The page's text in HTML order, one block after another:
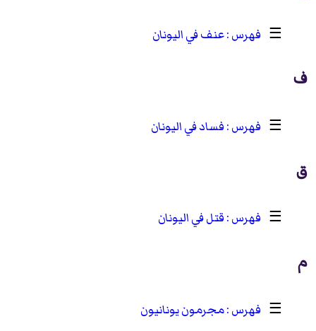
☰ عنف في اليونان
ف
☰ فساد في اليونان
ق
☰ قتل في اليونان
م
☰ مجرمون يونانيون